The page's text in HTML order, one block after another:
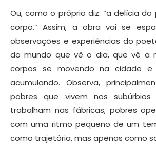
Ou, como o próprio diz: “a delícia
corpo.” Assim, a obra vai se
observações e experiências do
do mundo que vê o dia, que vê a
corpos se movendo na cidade e
acumulando. Observa,
pobres que vivem nos
trabalham nas fábricas, pobres
com uma ritmo pequeno de um
como trajetória, mas apenas como